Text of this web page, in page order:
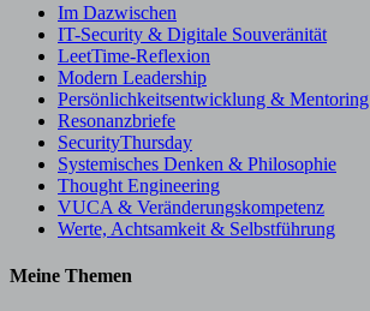
Im Dazwischen
IT-Security & Digitale Souveränität
LeetTime-Reflexion
Modern Leadership
Persönlichkeitsentwicklung & Mentoring
Resonanzbriefe
SecurityThursday
Systemisches Denken & Philosophie
Thought Engineering
VUCA & Veränderungskompetenz
Werte, Achtsamkeit & Selbstführung
Meine Themen